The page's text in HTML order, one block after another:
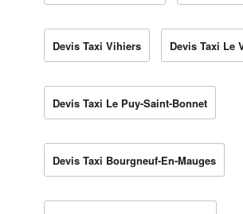
Devis Taxi Vihiers Devis Taxi Le
Devis Taxi Le Puy-Saint-Bonnet
Devis Taxi Bourgneuf-En-Mauges